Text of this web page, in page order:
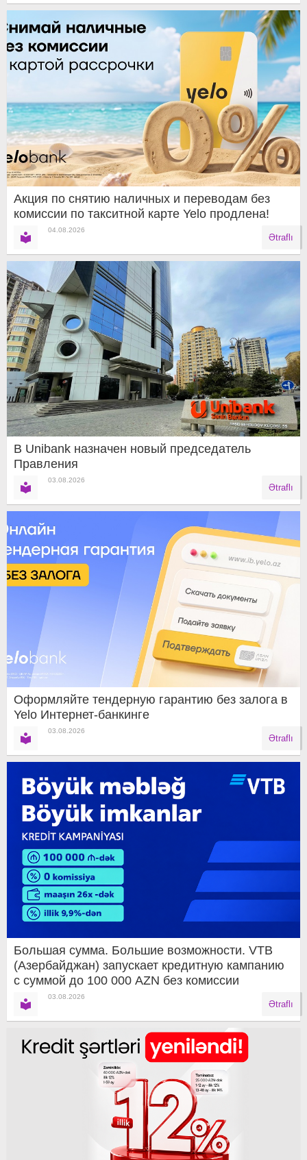
Акция по снятию наличных и переводам без
комиссии по такситной карте Yelo продлена!
04.08.2026
Ətraflı
В Unibank назначен новый председатель
Правления
03.08.2026
Ətraflı
Оформляйте тендерную гарантию без залога в
Yelo Интернет-банкинге
03.08.2026
Ətraflı
Большая сумма. Большие возможности. VTB
(Азербайджан) запускает кредитную кампанию
с суммой до 100 000 AZN без комиссии
03.08.2026
Ətraflı